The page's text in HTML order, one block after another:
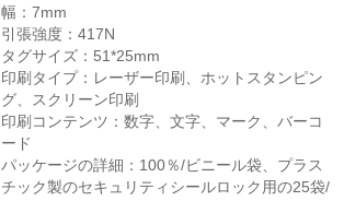
幅：7mm
引張強度：417N
タグサイズ：51*25mm
印刷タイプ：レーザー印刷、ホットスタンピン
グ、スクリーン印刷
印刷コンテンツ：数字、文字、マーク、バーコ
ード
パッケージの詳細：100％/ビニール袋、プラス
チック製のセキュリティシールロック用の25袋/